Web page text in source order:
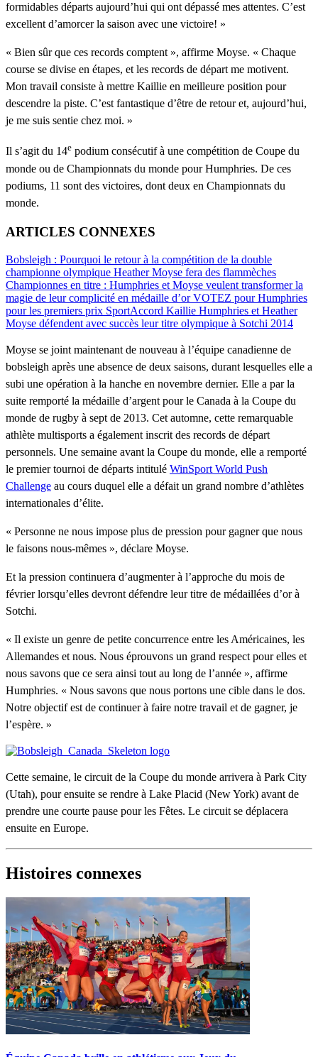
formidables départs aujourd’hui qui ont dépassé mes attentes. C’est
excellent d’amorcer la saison avec une victoire! »
« Bien sûr que ces records comptent », affirme Moyse. « Chaque
course se divise en étapes, et les records de départ me motivent.
Mon travail consiste à mettre Kaillie en meilleure position pour
descendre la piste. C’est fantastique d’être de retour et, aujourd’hui,
je me suis sentie chez moi. »
Il s’agit du 14e podium consécutif à une compétition de Coupe du
monde ou de Championnats du monde pour Humphries. De ces
podiums, 11 sont des victoires, dont deux en Championnats du
monde.
ARTICLES CONNEXES
Bobsleigh : Pourquoi le retour à la compétition de la double
championne olympique Heather Moyse fera des flammèches
Championnes en titre : Humphries et Moyse veulent transformer la
magie de leur complicité en médaille d’orVOTEZ pour Humphries
pour les premiers prix SportAccord Kaillie Humphries et Heather
Moyse défendent avec succès leur titre olympique à Sotchi 2014
Moyse se joint maintenant de nouveau à l’équipe canadienne de
bobsleigh après une absence de deux saisons, durant lesquelles elle a
subi une opération à la hanche en novembre dernier. Elle a par la
suite remporté la médaille d’argent pour le Canada à la Coupe du
monde de rugby à sept de 2013. Cet automne, cette remarquable
athlète multisports a également inscrit des records de départ
personnels. Une semaine avant la Coupe du monde, elle a remporté
le premier tournoi de départs intitulé WinSport World Push
Challenge au cours duquel elle a défait un grand nombre d’athlètes
internationales d’élite.
« Personne ne nous impose plus de pression pour gagner que nous
le faisons nous-mêmes », déclare Moyse.
Et la pression continuera d’augmenter à l’approche du mois de
février lorsqu’elles devront défendre leur titre de médaillées d’or à
Sotchi.
« Il existe un genre de petite concurrence entre les Américaines, les
Allemandes et nous. Nous éprouvons un grand respect pour elles et
nous savons que ce sera ainsi tout au long de l’année », affirme
Humphries. « Nous savons que nous portons une cible dans le dos.
Notre objectif est de continuer à faire notre travail et de gagner, je
l’espère. »
Cette semaine, le circuit de la Coupe du monde arrivera à Park City
(Utah), pour ensuite se rendre à Lake Placid (New York) avant de
prendre une courte pause pour les Fêtes. Le circuit se déplacera
ensuite en Europe.
Histoires connexes